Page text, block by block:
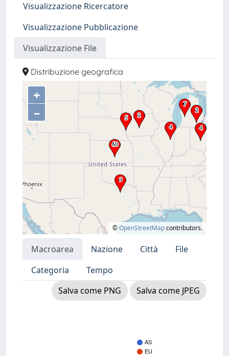
Visualizzazione Ricercatore
Visualizzazione Pubblicazione
Visualizzazione File
Distribuzione geografica
+
–
©OpenStreetMapcontributors.
Macroarea Nazione Città
File
Categoria
Tempo
Salva come PNG
Salva come JPEG
AS
EU